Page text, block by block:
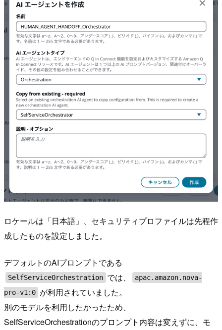
ロケールは「日本語」、セキュリティプロファイルは先程作
成したものを設定しました。
デフォルトのAIプロンプトである
SelfServiceOrchestration では、
apac.amazon.nova-
pro-v1:0 が利用されていました。
別のモデルを利用したかったため、
SelfServiceOrchestrationのプロンプト内容は変えずに、モ